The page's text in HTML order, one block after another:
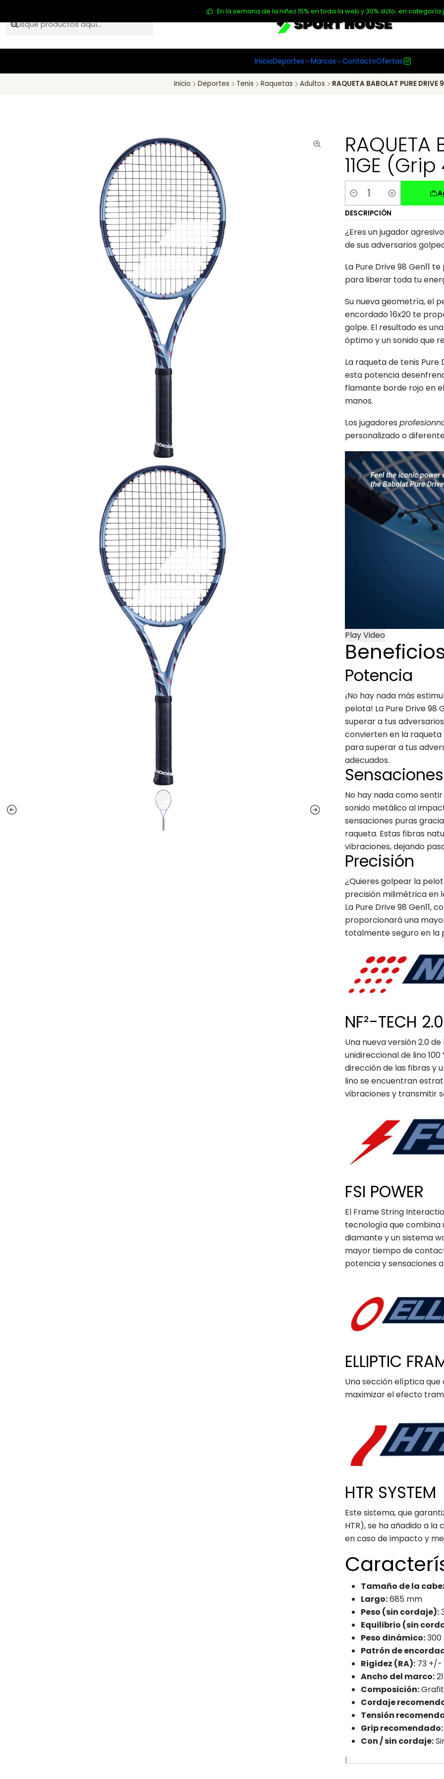
InicioDeportes Marcas ContactoOfertas
En la semana de la niñez 15% en toda la web y 30% dcto. en categoría
Inicio Deportes Tenis Raquetas Adultos RAQUETA BABOLAT PURE DRIVE
RAQUETA
11GE
Cantidad
DESCRIPCIÓN
¿Eres un jugador
de sus adversarios
La Pure Drive 98 Gen11
para liberar toda tu
Su nueva geometría, el
encordado 16x20 te
golpe. El resultado es
óptimo y un sonido que
La raqueta de tenis
esta potencia
flamante borde rojo en
manos.
Los jugadores
personalizado o
Play Video
Potencia
¡No hay nada más
pelota! La Pure Drive 98
superar a tus
convierten en la
para superar a tus
adecuados.
Sensaciones
No hay nada como
sonido metálico al
sensaciones puras
raqueta. Estas fibras
vibraciones, dejando
Precisión
¿Quieres golpear la
precisión milimétrica en
La Pure Drive 98 Gen11,
proporcionará una
totalmente seguro en la
NF²-TECH 2.0
Una nueva versión 2.0
unidireccional de lino
dirección de las fibras y
lino se encuentran
vibraciones y transmitir
FSI POWER
El Frame String
tecnología que combina
diamante y un sistema
mayor tiempo de
potencia y sensaciones
ELLIPTIC
Una sección elíptica
maximizar el efecto
HTR SYSTEM
Este sistema, que
HTR), se ha añadido a
en caso de impacto y
Tamaño de la
Largo:685 mm
Peso (sin cordaje):
Equilibrio (sin
Peso dinámico:300
Patrón de
Rigidez (RA): 73 +/-
Ancho del marco:
Composición:
Cordaje
Tensión
Grip recomendado:
Con / sin cordaje:
|